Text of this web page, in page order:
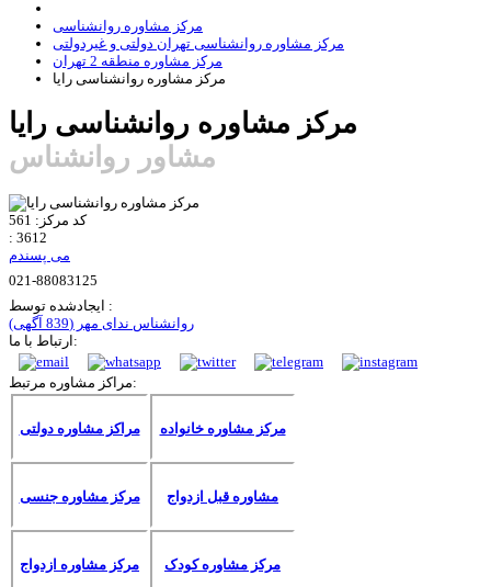
مرکز مشاوره روانشناسی
مرکز مشاوره روانشناسی تهران دولتی و غیردولتی
مرکز مشاوره منطقه 2 تهران
مرکز مشاوره روانشناسی رایا
مرکز مشاوره روانشناسی رایا
مشاور روانشناس
کد مرکز: 561
: 3612
می پسندم
021-88083125
ایجادشده توسط :
روانشناس ندای مهر (839 آگهی)
ارتباط با ما:
مراکز مشاوره مرتبط:
مراکز مشاوره دولتی مرکز مشاوره خانواده
مرکز مشاوره جنسی مشاوره قبل ازدواج
مرکز مشاوره ازدواج مرکز مشاوره کودک